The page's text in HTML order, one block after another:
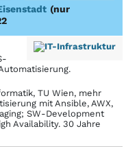
(nur
TU Wien, mehr
mit Ansible, AWX,
SW-Development
Availability. 30 Jahre